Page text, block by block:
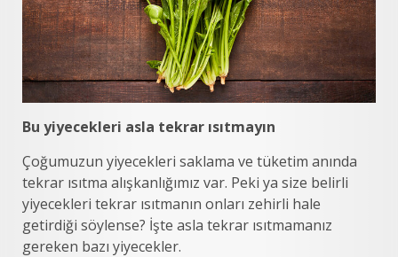
Bu yiyecekleri asla tekrar ısıtmayın
Çoğumuzun yiyecekleri saklama ve tüketim anında
tekrar ısıtma alışkanlığımız var. Peki ya size belirli
yiyecekleri tekrar ısıtmanın onları zehirli hale
getirdiği söylense? İşte asla tekrar ısıtmamanız
gereken bazı yiyecekler.